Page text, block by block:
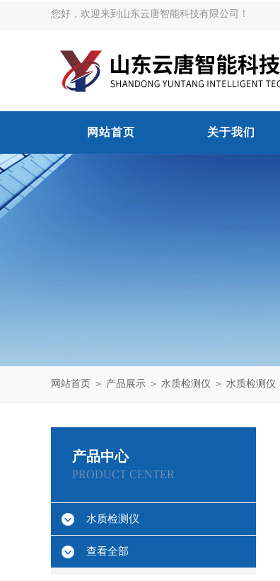
您好，欢迎来到山东云唐智能科技有限公司！
网站首页 关于我们
网站首页 ＞ 产品展示 ＞ 水质检测仪 ＞ 水质检测仪
产品中心
PRODUCT CENTER
水质检测仪
查看全部